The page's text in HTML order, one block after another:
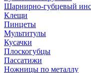
Шарнирно-губцевый
Клещи
Пинцеты
Мультитулы
Кусачки
Плоскогубцы
Пассатижи
Ножницы по металлу